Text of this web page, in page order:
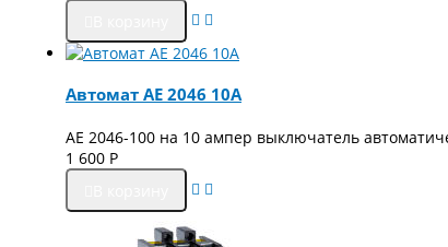
Автомат АЕ 2046 10А
АЕ 2046-100 на 10 ампер выключатель
1 600 Р